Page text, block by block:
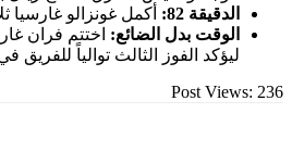
82:
أكمل غونزالو غارسيا ثلاثيته
بدل الضائع:اختتم فران غارسيا
الفوز الثالث توالياً للفريق في
Post